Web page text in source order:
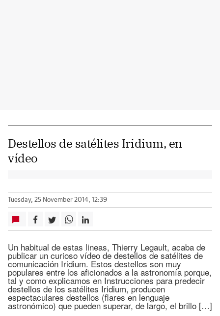
Destellos de satélites Iridium, en
vídeo
Tuesday, 25 November 2014, 12:39
Un habitual de estas lineas, Thierry Legault, acaba de
publicar un curioso vídeo de destellos de satélites de
comunicación Iridium. Estos destellos son muy
populares entre los aficionados a la astronomía porque,
tal y como explicamos en Instrucciones para predecir
destellos de los satélites Iridium, producen
espectaculares destellos (flares en lenguaje
astronómico) que pueden superar, de largo, el brillo […]